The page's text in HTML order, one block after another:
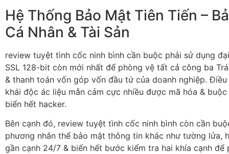
Hệ Thống Bảo Mật Tiên Tiến –
Cá Nhân & Tài Sản
review tuyệt tình cốc ninh bình cần buộc phải sử dụng
SSL 128-bit còn mới nhất để phòng vệ tất cả công ba
& thanh toán vốn góp vốn đầu tứ của doanh nghiệp.
khái độc ác liệu mẫn cảm cực nhiều được mã hóa &
biển hết hacker.
Bên cạnh đó, review tuyệt tình cốc ninh bình còn cần
phương nhân thể bảo mật thông tin khác như tường lửa,
gần cạnh 24/7 & biển hết bước kiểm tra hai khía cạnh để